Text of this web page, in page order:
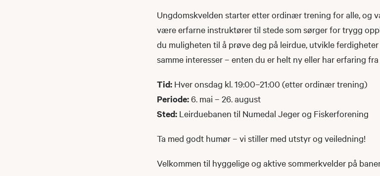
Ungdomskvelden starter etter ordinær trening for alle, og
være erfarne instruktører til stede som sørger for trygg
du muligheten til å prøve deg på leirdue, utvikle
samme interesser – enten du er helt ny eller har erfaring
Tid: Hver onsdag kl. 19:00–21:00 (etter ordinær trening)
Periode:6. mai – 26. august
Sted: Leirduebanen til Numedal Jeger og Fiskerforening
Ta med godt humør – vi stiller med utstyr og veiledning!
Velkommen til hyggelige og aktive sommerkvelder på